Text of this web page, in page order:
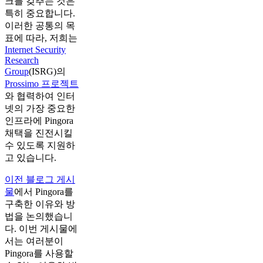
특히 중요합니다.
이러한 공통의 목
표에 따라, 저희는
Internet Security
Research
Group(ISRG)의
Prossimo 프로젝트
와 협력하여 인터
넷의 가장 중요한
인프라에 Pingora
채택을 진전시킬
수 있도록 지원하
고 있습니다.
이전 블로그 게시
물에서 Pingora를
구축한 이유와 방
법을 논의했습니
다. 이번 게시물에
서는 여러분이
Pingora를 사용할